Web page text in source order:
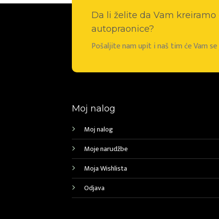
Da li želite da Vam
autopraonice?
Pošaljite nam upit i naš tim će Vam
Moj nalog
Moj nalog
Moje narudžbe
Moja Wishlista
Odjava